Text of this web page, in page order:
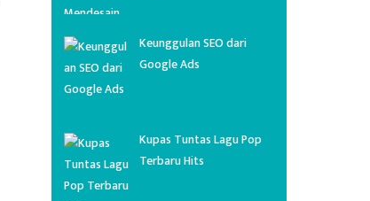
Keunggulan SEO dari
Google Ads
Kupas Tuntas Lagu Pop
Terbaru Hits